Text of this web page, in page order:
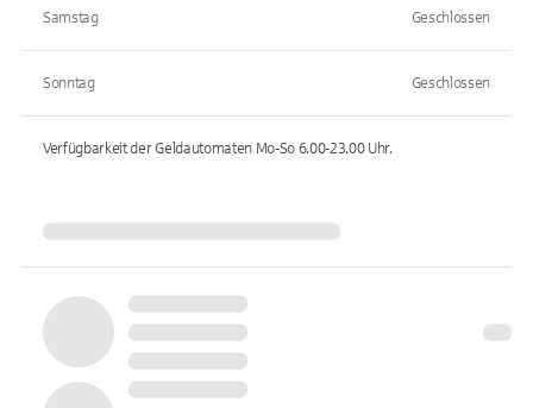
Samstag Geschlossen
Sonntag Geschlossen
Verfügbarkeit der Geldautomaten Mo-So 6.00-23.00Uhr.